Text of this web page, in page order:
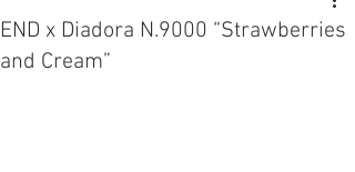
END x Diadora N.9000 “Strawberries
and Cream”